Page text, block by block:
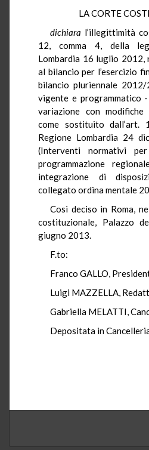
LA CORTE
dichiara l’illegittimità
12, comma 4, della
Lombardia 16 luglio 2012,
al bilancio per l’esercizio
bilancio pluriennale
vigente e programmatico
variazione con
come sostituito dall’art.
Regione Lombardia 24
(Interventi normativi
programmazione
integrazione di
collegato ordina mentale
Così deciso in Roma,
costituzionale, Palazzo
giugno 2013.
F.to:
Franco GALLO,
Luigi MAZZELLA,
Gabriella MELATTI,
Depositata in